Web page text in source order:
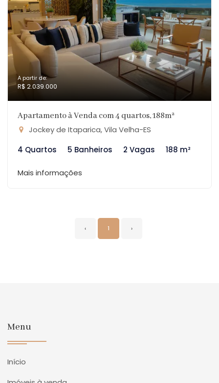
A partir de:
R$ 2.039.000
Apartamento à Venda com 4 quartos, 188m²
Jockey de Itaparica, Vila Velha-ES
4 Quartos
5 Banheiros 2 Vagas 188 m²
Mais informações
‹ 1 ›
Menu
Início